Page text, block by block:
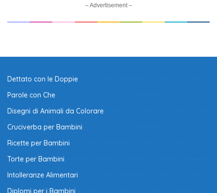
– Advertisement –
Dettato con le Doppie
Parole con Che
Disegni di Animali da Colorare
Cruciverba per Bambini
Ricette per Bambini
Torte per Bambini
Intolleranze Alimentari
Diplomi per i Bambini